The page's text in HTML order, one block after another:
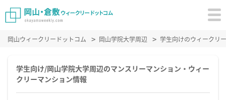
岡山ウィークリードットコム 岡山学院大学周辺 学生向けのウィークリ
学生向け/岡山学院大学周辺のマンスリーマンション・ウィー
クリーマンション情報